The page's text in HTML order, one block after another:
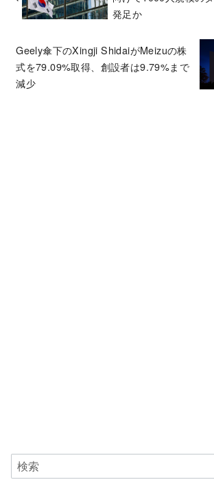
発足か
Geely傘下のXingji ShidaiがMeizuの株
式を79.09%取得、創設者は9.79%まで
減少